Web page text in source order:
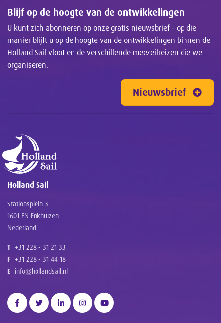
Blijf op de hoogte van de ontwikkelingen
U kunt zich abonneren op onze gratis nieuwsbrief - op die
manier blijft u op de hoogte van de ontwikkelingen binnen de
Holland Sail vloot en de verschillende meezeilreizen die we
organiseren.
Nieuwsbrief
Holland Sail
Stationsplein 3
1601 EN Enkhuizen
Nederland
T +31 228 - 31 21 33
F +31 228 - 31 44 18
E info@hollandsail.nl